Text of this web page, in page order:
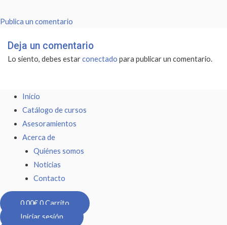
Publica un comentario
Deja un comentario
Lo siento, debes estarconectado para publicar un comentario.
Inicio
Catálogo de cursos
Asesoramientos
Acerca de
Quiénes somos
Noticias
Contacto
0,00€0Carrito
Iniciar sesión